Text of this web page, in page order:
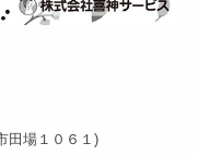
田場１０６１)